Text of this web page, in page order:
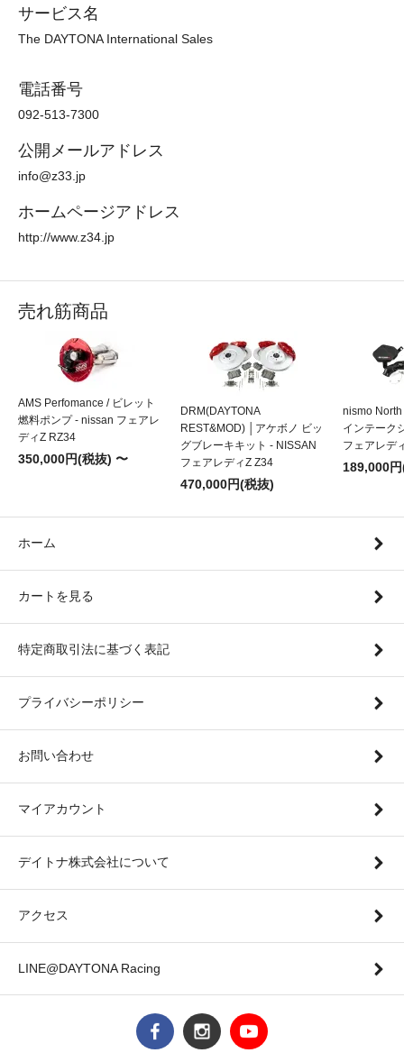
サービス名
The DAYTONA International Sales
電話番号
092-513-7300
公開メールアドレス
info@z33.jp
ホームページアドレス
http://www.z34.jp
売れ筋商品
AMS Perfomance / ビレット
燃料ポンプ - nissan フェアレ
ディZ RZ34
350,000円(税抜) 〜
DRM(DAYTONA
REST&MOD) │アケボノ ビッ
グブレーキキット - NISSAN
フェアレディZ Z34
470,000円(税抜)
nismo
インテーク
フェアレデ
189,000
ホーム
カートを見る
特定商取引法に基づく表記
プライバシーポリシー
お問い合わせ
マイアカウント
デイトナ株式会社について
アクセス
LINE@DAYTONA Racing